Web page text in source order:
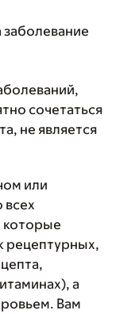
сочетаться
не является
или
которые
рецептурных,
а
Вам